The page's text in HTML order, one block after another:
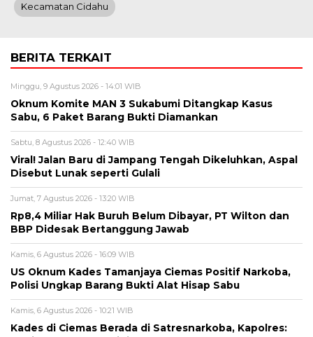
Kecamatan Cidahu
BERITA TERKAIT
Minggu, 9 Agustus 2026 - 14:01 WIB
Oknum Komite MAN 3 Sukabumi Ditangkap Kasus
Sabu, 6 Paket Barang Bukti Diamankan
Sabtu, 8 Agustus 2026 - 12:40 WIB
Viral! Jalan Baru di Jampang Tengah Dikeluhkan, Aspal
Disebut Lunak seperti Gulali
Jumat, 7 Agustus 2026 - 13:20 WIB
Rp8,4 Miliar Hak Buruh Belum Dibayar, PT Wilton dan
BBP Didesak Bertanggung Jawab
Kamis, 6 Agustus 2026 - 16:09 WIB
US Oknum Kades Tamanjaya Ciemas Positif Narkoba,
Polisi Ungkap Barang Bukti Alat Hisap Sabu
Kamis, 6 Agustus 2026 - 10:21 WIB
Kades di Ciemas Berada di Satresnarkoba, Kapolres: